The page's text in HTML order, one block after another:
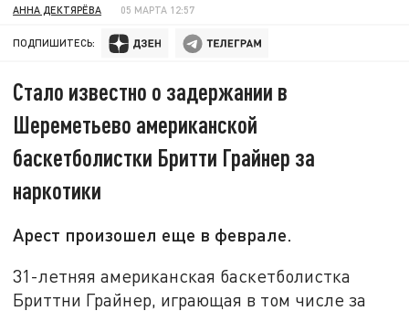
АННА ДЕКТЯРЁВА 05 МАРТА 12:57
ПОДПИШИТЕСЬ:
Стало известно о задержании в
Шереметьево американской
баскетболистки Бритти Грайнер за
наркотики
Арест произошел еще в феврале.
31-летняя американская баскетболистка
Бриттни Грайнер, играющая в том числе за